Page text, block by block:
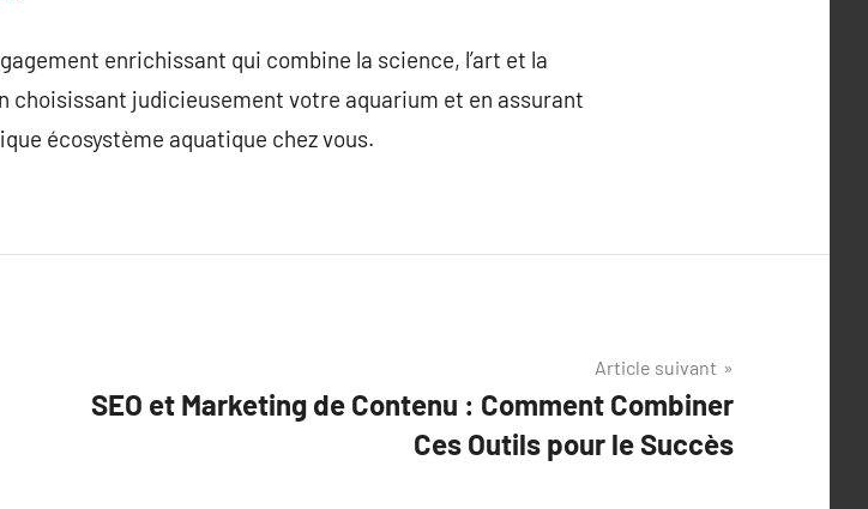
enrichissant qui combine la science, l’art et la
choisissant judicieusement votre aquarium et en assurant
écosystème aquatique chez vous.
Article suivant
SEO et Marketing de Contenu : Comment Combiner
Ces Outils pour le Succès